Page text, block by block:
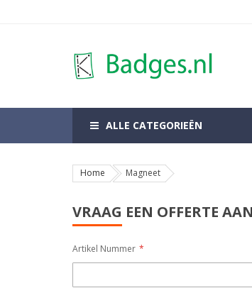
ALLE CATEGORIEËN
Home Magneet
VRAAG EEN OFFERTE
Artikel Nummer